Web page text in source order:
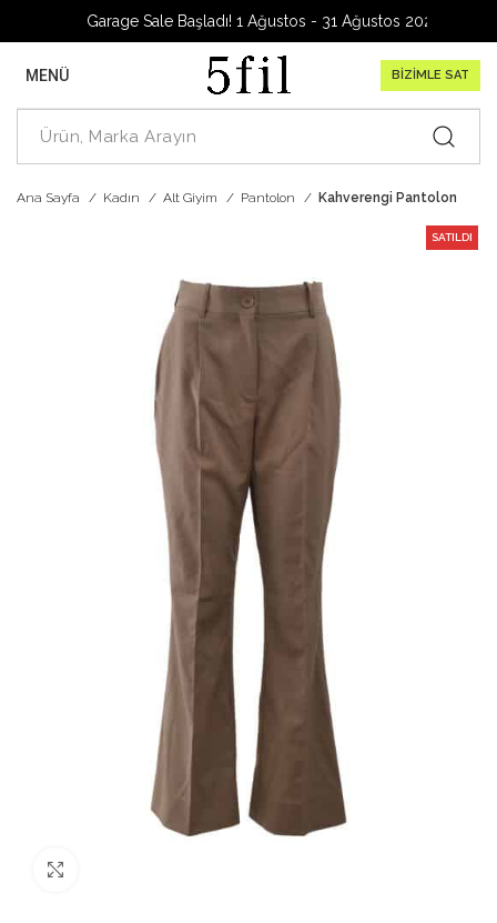
Garage Sale Başladı! 1 Ağustos - 31 Ağustos 2026
MENÜ BİZİMLE SAT
Ana Sayfa Kadın Alt Giyim Pantolon Kahverengi Pantolon
SATILDI